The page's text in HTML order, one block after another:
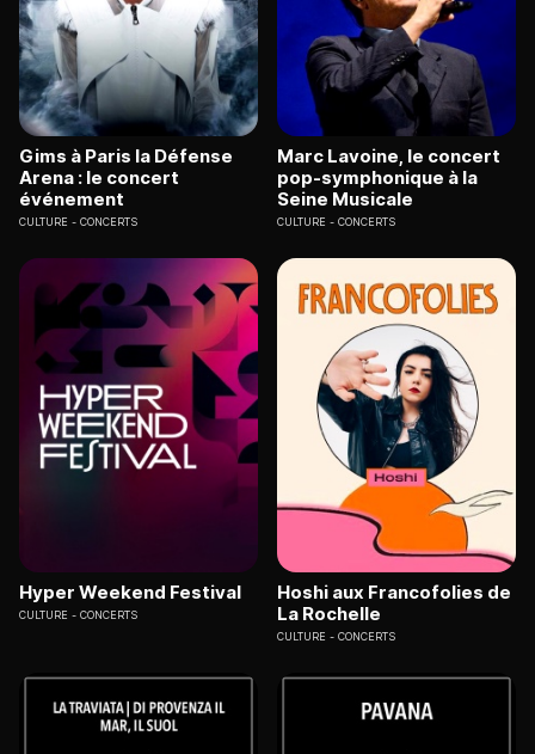
Gims à Paris la Défense
Arena : le concert
événement
CULTURE CONCERTS
Marc Lavoine, le concert
pop-symphonique à la
Seine Musicale
CULTURE CONCERTS
Hyper Weekend Festival
CULTURE CONCERTS
Hoshi aux Francofolies de
La Rochelle
CULTURE CONCERTS